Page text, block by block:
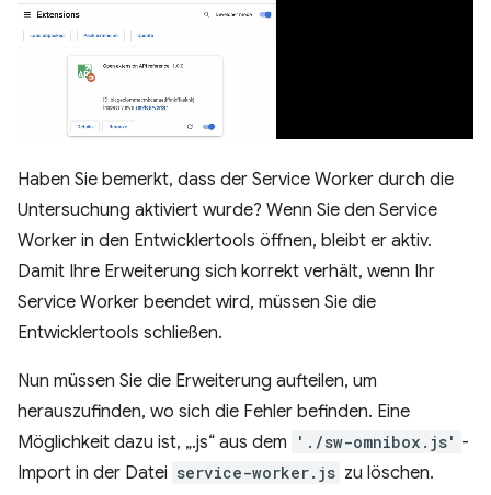
Haben Sie bemerkt, dass der Service Worker durch die
Untersuchung aktiviert wurde? Wenn Sie den Service
Worker in den Entwicklertools öffnen, bleibt er aktiv.
Damit Ihre Erweiterung sich korrekt verhält, wenn Ihr
Service Worker beendet wird, müssen Sie die
Entwicklertools schließen.
Nun müssen Sie die Erweiterung aufteilen, um
herauszufinden, wo sich die Fehler befinden. Eine
Möglichkeit dazu ist, „.js“ aus dem
'./sw-omnibox.js' -
Import in der Datei service-worker.js zu löschen.